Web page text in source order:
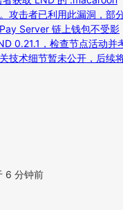
攻击者已利用此漏洞，部
Server 链上钱包不受影
0.21.1，检查节点活动并
技术细节暂未公开，后续
6 分钟前